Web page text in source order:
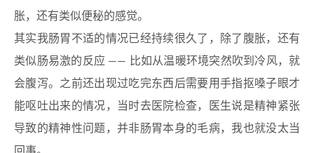
胀，还有类似便秘的感觉。
其实我肠胃不适的情况已经持续很久了，除了腹胀，还有
类似肠易激的反应 —— 比如从温暖环境突然吹到冷风，就
会腹泻。之前还出现过吃完东西后需要用手指抠嗓子眼才
能呕吐出来的情况，当时去医院检查，医生说是精神紧张
导致的精神性问题，并非肠胃本身的毛病，我也就没太当